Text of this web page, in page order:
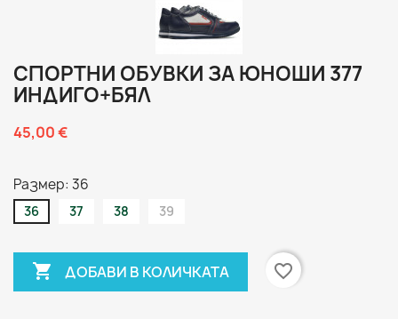
СПОРТНИ ОБУВКИ ЗА ЮНОШИ 377
ИНДИГО+БЯЛ
45,00 €
Размер: 36
36 37 38 39
 ДОБАВИ В КОЛИЧКАТА favorite_border